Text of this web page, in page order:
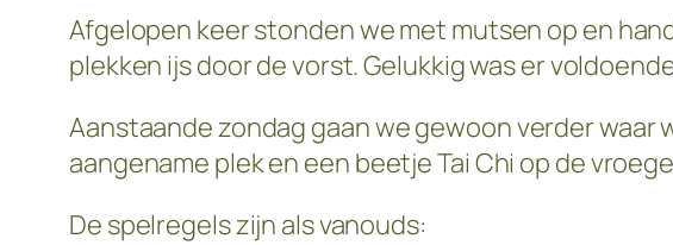
Afgelopen keer stonden we met mutsen op en
plekken ijs door de vorst. Gelukkig was er
Aanstaande zondag gaan we gewoon verder
aangename plek en een beetje Tai Chi op de
De spelregels zijn als vanouds: